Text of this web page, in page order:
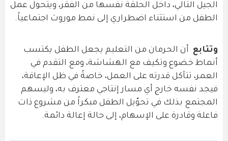
الجيل التالي، داخل الحلقة نفسها من الفقر، ويتحول عمل
الطفل من استثناء اضطراري إلى نمط موروث اجتماعياً.
وتتابع
أن الحرمان من التعليم يجعل الطفل يكتسب
أنماط خضوع وتكيف مع الهشاشة، ومع التقدم في
العمر، تتآكل قدرته على العمل، خاصةً في ظل الإعاقة،
فيجد نفسه خارج أي مسار إنتاجي معترف به، وليسهم
المجتمع بذلك في تحوّيل الطفل مبكراً من مشروع ذات
فاعلة وقادرة على الإسهام، إلى حالة إعالة دائمة.